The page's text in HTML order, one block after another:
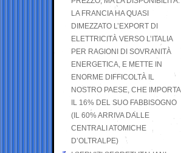
LA FRANCIA HA QUASI
DIMEZZATO L’EXPORT DI
ELETTRICITÀ VERSO L’ITALIA
PER RAGIONI DI SOVRANITÀ
ENERGETICA, E METTE IN
ENORME DIFFICOLTÀ IL
NOSTRO PAESE, CHE IMPORTA
IL 16% DEL SUO FABBISOGNO
(IL 60% ARRIVA DALLE
CENTRALI ATOMICHE
D’OLTRALPE)